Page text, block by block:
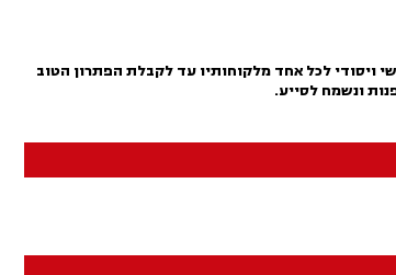
ויסודי לכל אחד מלקוחותיו עד לקבלת הפתרון הטוב
ונשמח לסייע.